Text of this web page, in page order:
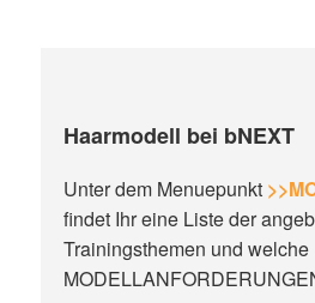
Haarmodell bei bNEXT
Unter dem Menuepunkt
findet Ihr eine Liste der
Trainingsthemen und welche